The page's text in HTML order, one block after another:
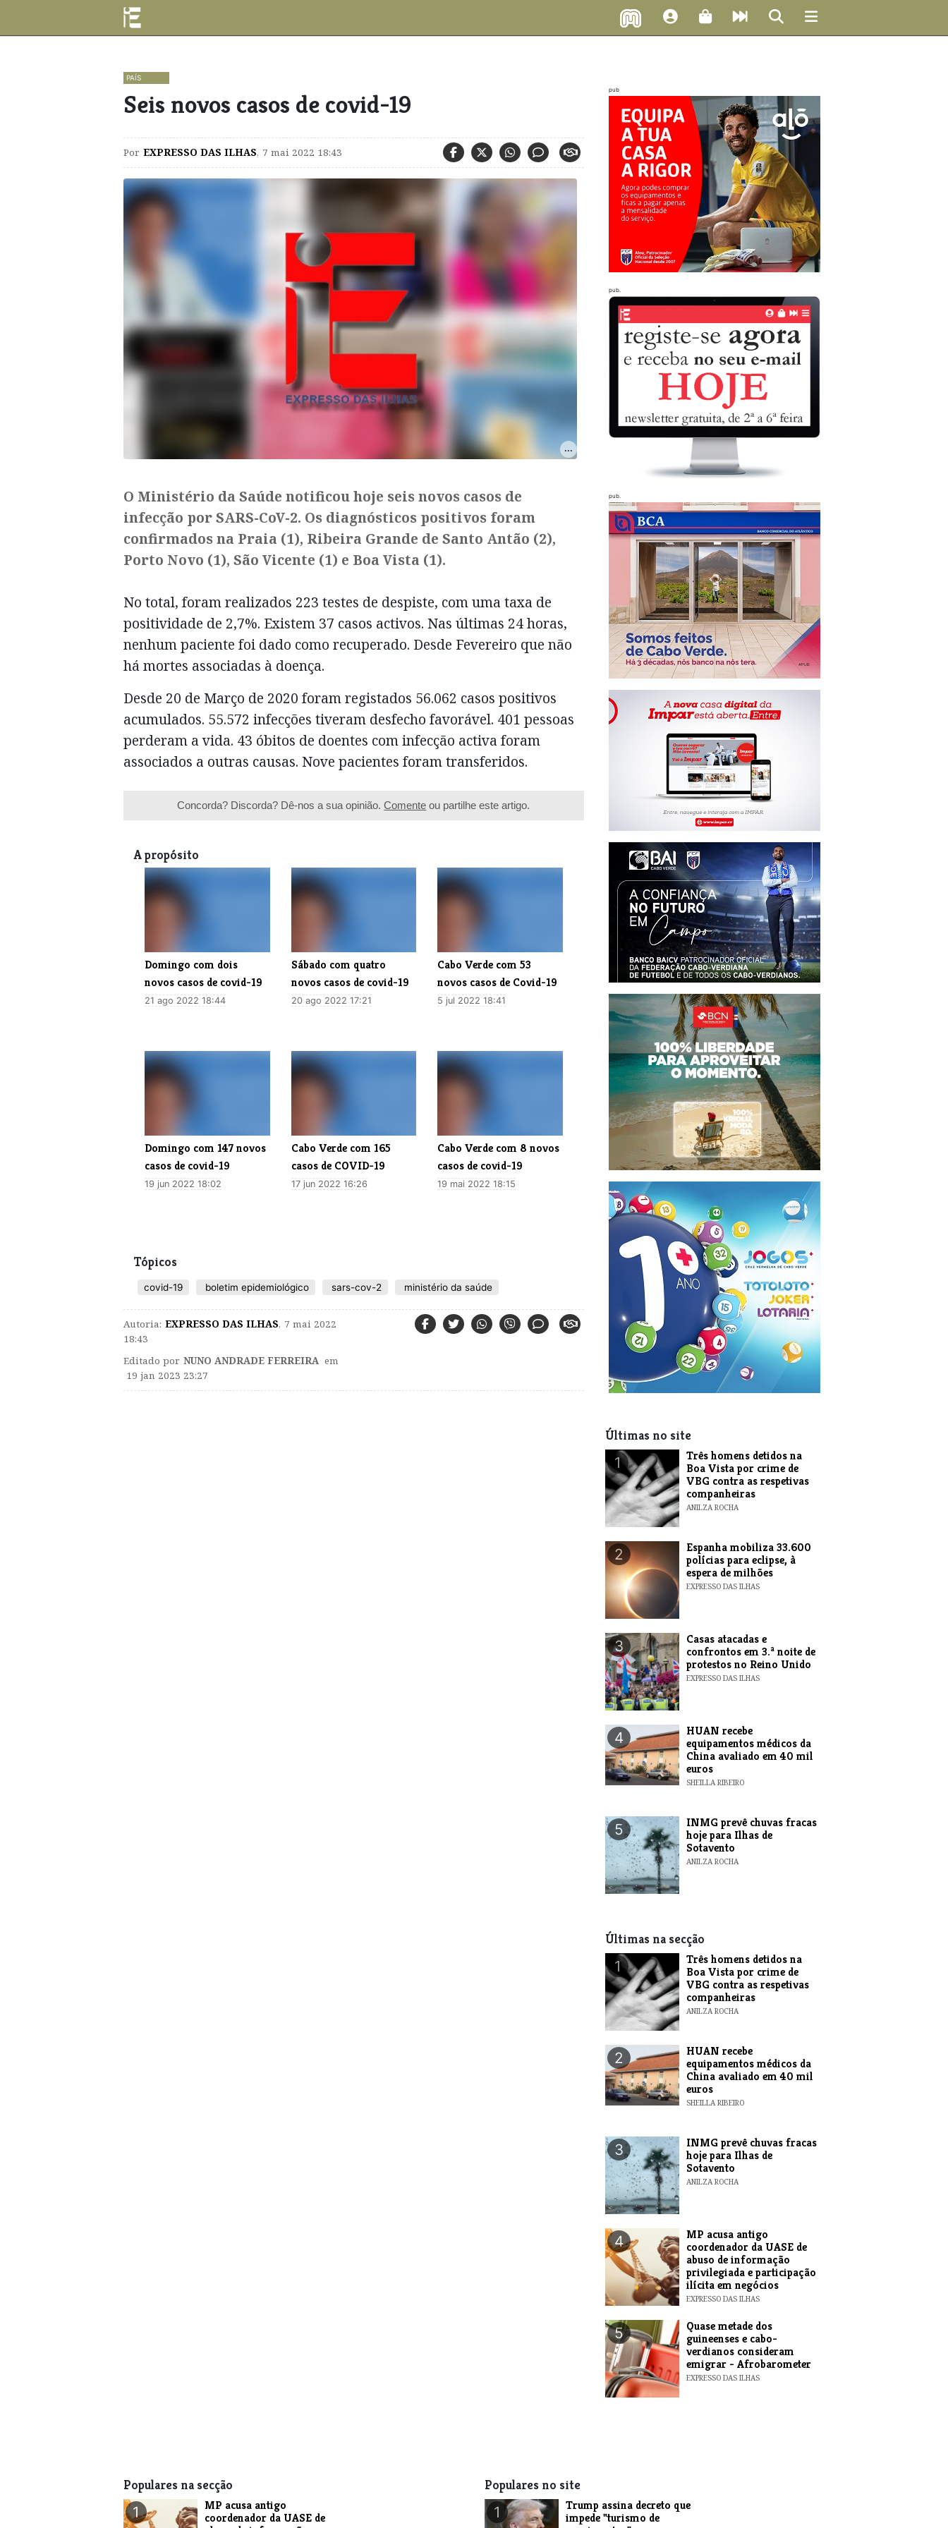
PAÍS
Seis novos casos de covid-19
Por EXPRESSO DAS ILHAS, 7 mai 2022 18:43
O Ministério da Saúde notificou hoje seis novos casos de
infecção por SARS-CoV-2. Os diagnósticos positivos foram
confirmados na Praia (​1), Ribeira Grande de Santo Antão (2),
Porto Novo (1), São Vicente (1) e Boa Vista (1).
No total, foram realizados 223 testes de despiste, com uma taxa de
positividade de 2,7%. Existem 37 casos activos. Nas últimas 24 horas,
nenhum paciente foi dado como recuperado. Desde Fevereiro que não
há mortes associadas à doença.
Desde 20 de Março de 2020 foram registados 56.062 casos positivos
acumulados. 55.572 infecções tiveram desfecho favorável. 401 pessoas
perderam a vida. 43 óbitos de doentes com infecção activa foram
associados a outras causas. Nove pacientes foram transferidos.
Concorda? Discorda? Dê-nos a sua opinião.Comente ou partilhe este artigo.
A propósito
Domingo com dois
novos casos de covid-19
21 ago 2022 18:44
Sábado com quatro
novos casos de covid-19
20 ago 2022 17:21
Cabo Verde com 53
novos casos de Covid-19
5 jul 2022 18:41
Domingo com 147 novos
casos de covid-19
19 jun 2022 18:02
Cabo Verde com 165
casos de COVID-19
17 jun 2022 16:26
Cabo Verde com 8 novos
casos de covid-19
19 mai 2022 18:15
Tópicos
covid-19 boletim epidemiológico sars-cov-2 ministério da saúde
Autoria: EXPRESSO DAS ILHAS, 7 mai 2022
18:43
Editado por NUNO ANDRADE FERREIRA em
19 jan 2023 23:27
pub
pub.
pub.
Últimas no site
1
Três homens detidos na
Boa Vista por crime de
VBG contra as respetivas
companheiras
ANILZA ROCHA
2
Espanha mobiliza 33.600
polícias para eclipse, à
espera de milhões
EXPRESSO DAS ILHAS
3
Casas atacadas e
confrontos em 3.ª noite de
protestos no Reino Unido
EXPRESSO DAS ILHAS
4
HUAN recebe
equipamentos médicos da
China avaliado em 40 mil
euros
SHEILLA RIBEIRO
5
INMG prevê chuvas fracas
hoje para Ilhas de
Sotavento
ANILZA ROCHA
Últimas na secção
1
Três homens detidos na
Boa Vista por crime de
VBG contra as respetivas
companheiras
ANILZA ROCHA
2
HUAN recebe
equipamentos médicos da
China avaliado em 40 mil
euros
SHEILLA RIBEIRO
3
INMG prevê chuvas fracas
hoje para Ilhas de
Sotavento
ANILZA ROCHA
4
MP acusa antigo
coordenador da UASE de
abuso de informação
privilegiada e participação
ilícita em negócios
EXPRESSO DAS ILHAS
5
Quase metade dos
guineenses e cabo-
verdianos consideram
emigrar - Afrobarometer
EXPRESSO DAS ILHAS
Populares na secção
1
MP acusa antigo
coordenador da UASE de
Populares no site
1
Trump assina decreto que
impede "turismo de